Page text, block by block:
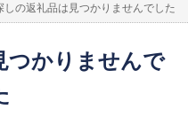
しの返礼品は見つかりませんでした
つかりませんで